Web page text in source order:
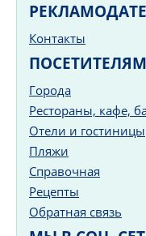
Контакты
ПОСЕТИТЕЛЯМ
Города
Рестораны, кафе,
Отели и гостиницы
Пляжи
Справочная
Рецепты
Обратная связь